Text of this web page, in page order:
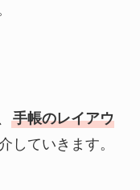
手帳のレイアウ
していきます。